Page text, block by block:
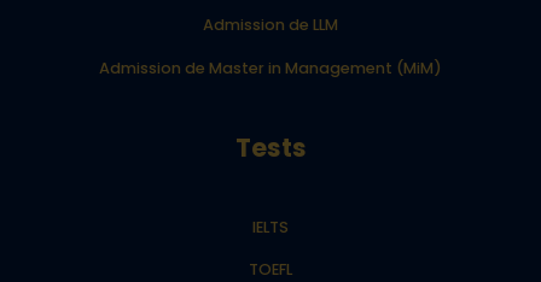
Admission de LLM
Admission de Master in Management (MiM)
Tests
IELTS
TOEFL